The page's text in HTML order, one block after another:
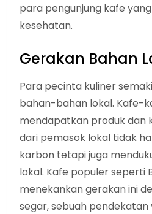
para pengunjung kafe
kesehatan.
Gerakan Bahan
Para pecinta kuliner
bahan-bahan lokal. Kafe-
mendapatkan produk dan
dari pemasok lokal tidak
karbon tetapi juga
lokal. Kafe populer seperti
menekankan gerakan ini
segar, sebuah